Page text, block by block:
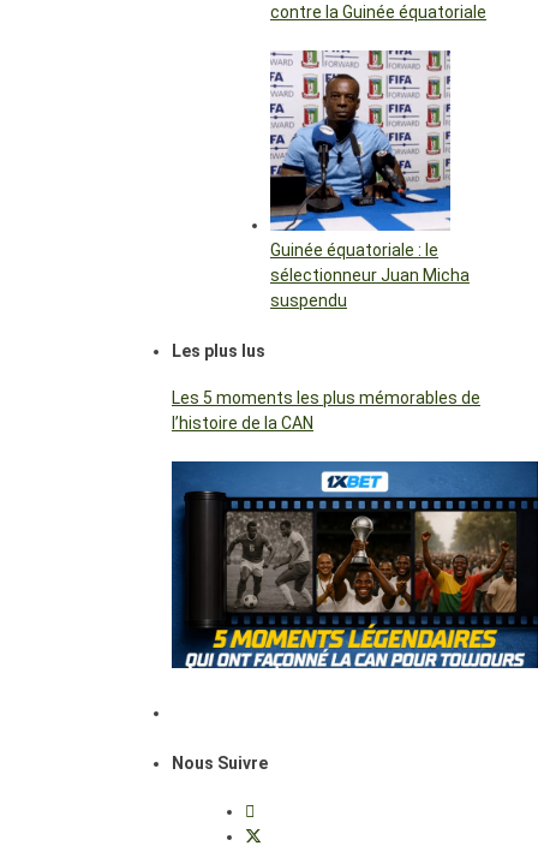
contre la Guinée équatoriale
Guinée équatoriale : le
sélectionneur Juan Micha
suspendu
Les plus lus
Les 5 moments les plus mémorables de
l’histoire de la CAN
Nous Suivre